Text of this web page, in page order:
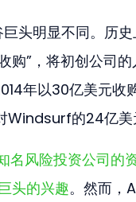
头明显不同。历
购”，将初创公司
年以30亿美元
的24亿美
风险投资公司的
头的兴趣。然而，